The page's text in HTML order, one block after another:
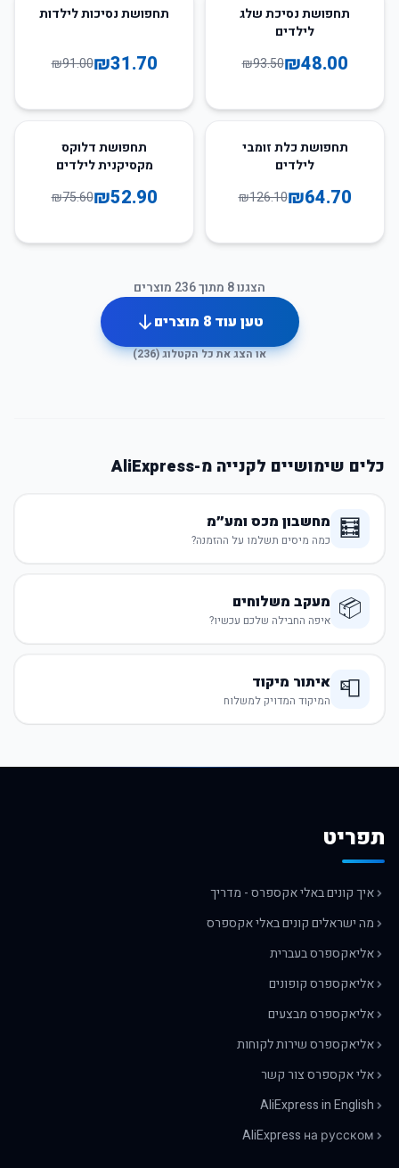
תחפושת נסיכת שלג
לילדים
₪48.00
₪93.50
65
תחפושת נסיכות לילדות
₪31.70
₪91.00
תחפושת כלת זומבי
לילדים
₪64.70
₪126.10
תחפושת דלוקס
מקסיקנית לילדים
₪52.90
₪75.60
הצגנו8 מתוך236 מוצרים
טען עוד8 מוצרים
או הצג את כל הקטלוג (236
)
כלים שימושיים לקנייה מ-AliExpress
🧮 מחשבון מכס ומע״מ
כמה מיסים תשלמו על ההזמנה?
📦 מעקב משלוחים
איפה החבילה שלכם עכשיו?
📮 איתור מיקוד
המיקוד המדויק למשלוח
תפריט
איך קונים באלי אקספרס - מדריך
מה ישראלים קונים באלי אקספרס
אליאקספרס בעברית
אליאקספרס קופונים
אליאקספרס מבצעים
אליאקספרס שירות לקוחות
אלי אקספרס צור קשר
AliExpress in English
AliExpress на русском